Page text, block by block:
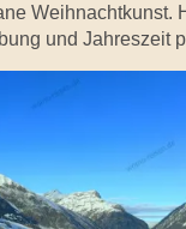
Weihnachtkunst.
und Jahreszeit